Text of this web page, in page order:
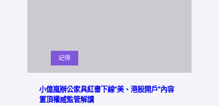
記得
小億嵐辦公家具紅書下線“美、港股開戶”內容
置頂權威監管解讀